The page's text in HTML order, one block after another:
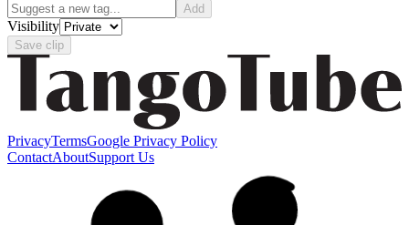
Add
Visibility
Save clip
PrivacyTermsGoogle Privacy Policy
ContactAboutSupport Us